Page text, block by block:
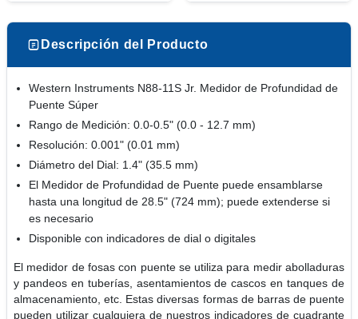
Descripción del Producto
Western Instruments N88-11S Jr. Medidor de Profundidad de
Puente Súper
Rango de Medición: 0.0-0.5" (0.0 - 12.7 mm)
Resolución: 0.001" (0.01 mm)
Diámetro del Dial: 1.4" (35.5 mm)
El Medidor de Profundidad de Puente puede ensamblarse
hasta una longitud de 28.5" (724 mm); puede extenderse si
es necesario
Disponible con indicadores de dial o digitales
El medidor de fosas con puente se utiliza para medir abolladuras
y pandeos en tuberías, asentamientos de cascos en tanques de
almacenamiento, etc. Estas diversas formas de barras de puente
pueden utilizar cualquiera de nuestros indicadores de cuadrante